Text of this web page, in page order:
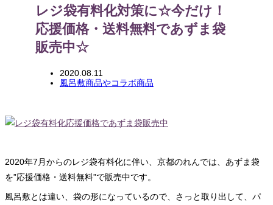
レジ袋有料化対策に☆今だけ！
応援価格・送料無料であずま袋
販売中☆
2020.08.11
風呂敷商品やコラボ商品
2020年7月からのレジ袋有料化に伴い、京都のれんでは、あずま袋
を”応援価格・送料無料”で販売中です。
風呂敷とは違い、袋の形になっているので、さっと取り出して、パ